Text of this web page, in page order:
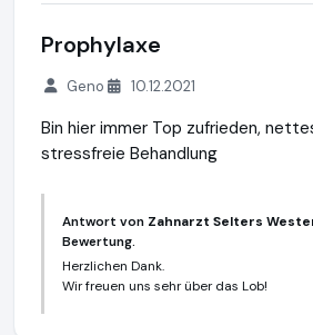
Prophylaxe
Geno 10.12.2021
Bin hier immer Top zufrieden,
stressfreie Behandlung
Antwort von Zahnarzt Selters
Bewertung.
Herzlichen Dank.
Wir freuen uns sehr über das Lob!